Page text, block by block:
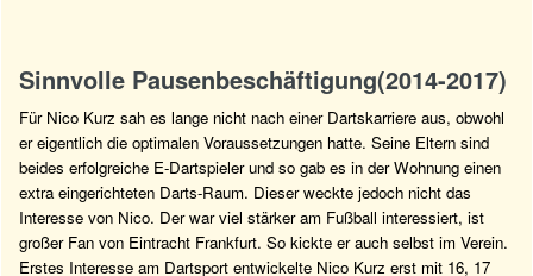
Sinnvolle Pausenbeschäftigung(2014-2017)
Für Nico Kurz sah es lange nicht nach einer Dartskarriere aus, obwohl
er eigentlich die optimalen Voraussetzungen hatte. Seine Eltern sind
beides erfolgreiche E-Dartspieler und so gab es in der Wohnung einen
extra eingerichteten Darts-Raum. Dieser weckte jedoch nicht das
Interesse von Nico. Der war viel stärker am Fußball interessiert, ist
großer Fan von Eintracht Frankfurt. So kickte er auch selbst im Verein.
Erstes Interesse am Dartsport entwickelte Nico Kurz erst mit 16, 17